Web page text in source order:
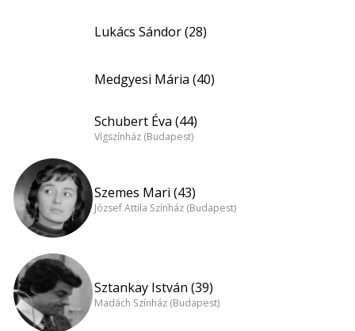
Lukács Sándor (28)
Medgyesi Mária (40)
Schubert Éva (44)
Vígszínház (Budapest)
Szemes Mari (43)
József Attila Színház (Budapest)
Sztankay István (39)
Madách Színház (Budapest)